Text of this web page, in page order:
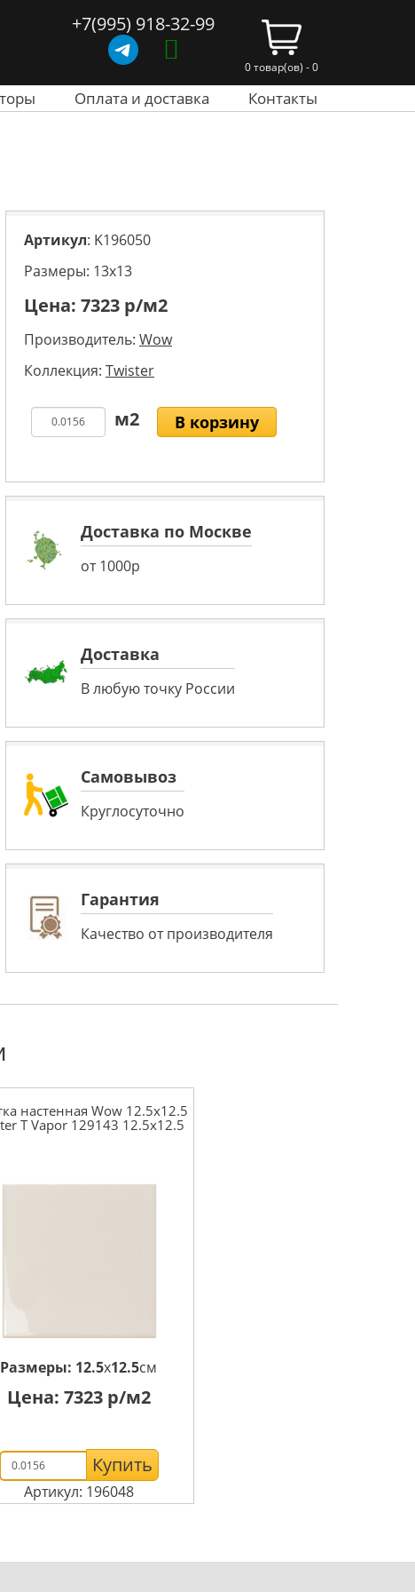
+7(995) 918-32-99
0 товар(ов) - 0
Оплата и доставка Контакты
Артикул: K196050
Размеры: 13х13
Цена: 7323 р/м2
Производитель: Wow
Коллекция: Twister
В корзину
Доставка по Москве
от 1000р
Доставка
В любую точку России
Самовывоз
Круглосуточно
Гарантия
Качество от производителя
настенная Wow 12.5x12.5
T Vapor 129143 12.5x12.5
Размеры: 12.5x12.5см
Цена: 7323р/м2
Купить
Артикул: 196048